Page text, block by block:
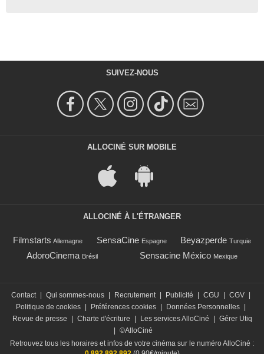
SUIVEZ-NOUS
ALLOCINÉ SUR MOBILE
ALLOCINÉ À L'ÉTRANGER
Filmstarts Allemagne SensaCine Espagne Beyazperde Turquie
AdoroCinema Brésil Sensacine México Mexique
Contact Qui sommes-nous Recrutement Publicité CGU CGV
Politique de cookies
Préférences cookies Données Personnelles
Revue de presse
Charte d'écriture Les services AlloCiné
Gérer Utiq
©AlloCiné
Retrouvez tous les horaires et infos de votre cinéma sur le numéro AlloCiné :